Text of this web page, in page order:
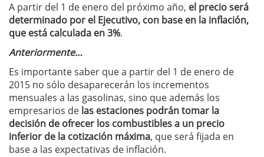
A partir del 1 de enero del próximo año, el precio será
determinado por el Ejecutivo, con base en la inflación,
que está calculada en 3%.
Anteriormente…
Es importante saber que a partir del 1 de enero de
2015 no sólo desaparecerán los incrementos
mensuales a las gasolinas, sino que además los
empresarios de las estaciones podrán tomar la
decisión de ofrecer los combustibles a un precio
inferior de la cotización máxima, que será fijada en
base a las expectativas de inflación.